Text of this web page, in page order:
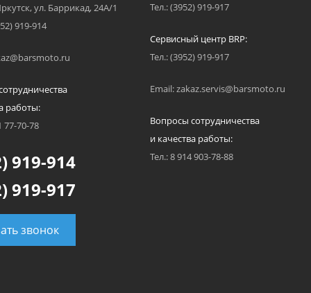
ул. Баррикад, 24А/1
919-914
работы:
77-70-78
919-914
919-917
звонок
Тел.: (3952) 919-917
Сервисный центр BRP:
Тел.: (3952) 919-917
Email: zakaz.servis@barsmoto.ru
Вопросы сотрудничества
и качества работы:
Тел.: 8 914 903-78-88